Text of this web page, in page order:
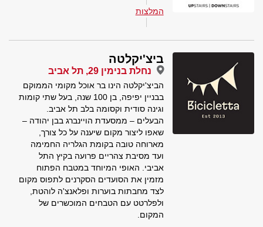
המלצות
ביצ'יקלטה
נחלת בנימין 29, תל אביב
הביצ'יקלטה הינו בר אוכל מקומי הממוקם
בבניין יפיפה, בן 100 שנה, בעל שתי קומות
וגינה סודית וקסומה בלב תל אביב.
הבעלים – ממסעדת הויינברג בבן יהודה –
שאפו ליצור מקום שיענה על כל צורך,
מארוחה טובה בקומת הגלריה החמימה
ועד מסיבת צהריים פרועה בקיץ התל
אביבי. האופי המיוחד במטבח הפתוח
מזמין את הסועדים הסקרנים לתפוס מקום
לצד מחבתות בוערות ופלאנצ'ה לוהטת,
ולפלרטט עם הטבחים המוכשרים של
המקום.